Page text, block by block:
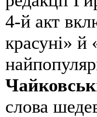
4-й акт
красуні» й
слова